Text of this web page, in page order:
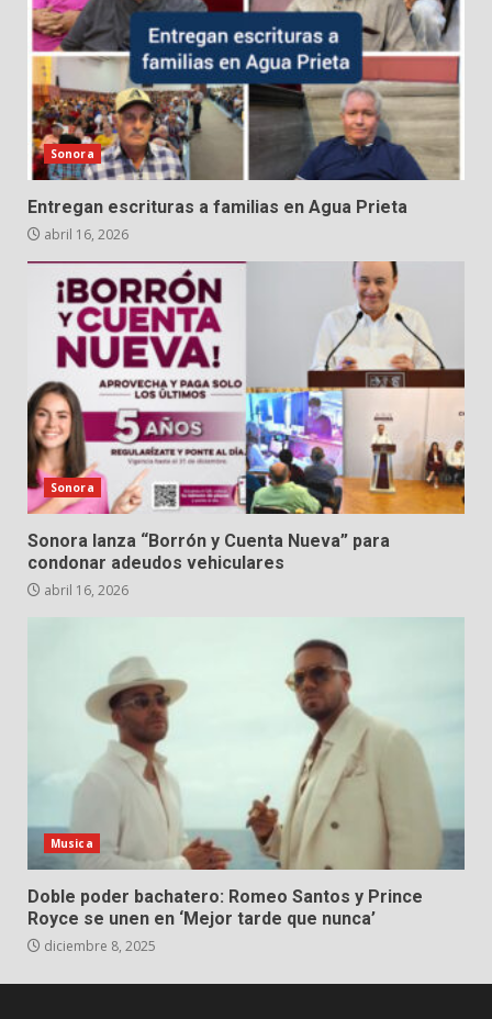
Sonora
Entregan escrituras a familias en Agua Prieta
abril 16, 2026
Sonora
Sonora lanza “Borrón y Cuenta Nueva” para
condonar adeudos vehiculares
abril 16, 2026
Musica
Doble poder bachatero: Romeo Santos y Prince
Royce se unen en ‘Mejor tarde que nunca’
diciembre 8, 2025